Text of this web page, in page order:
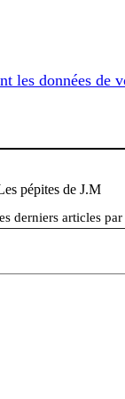
les données de
pépites de J.M
derniers articles